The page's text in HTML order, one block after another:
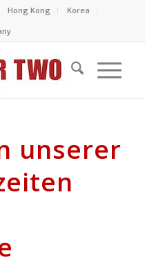
Hong Kong
Korea
unserer